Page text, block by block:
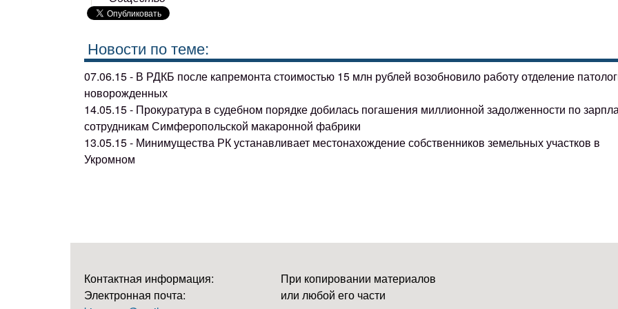
Новости по теме:
07.06.15 - В РДКБ после капремонта стоимостью 15 млн рублей возобновило работу отделение
новорожденных
14.05.15 - Прокуратура в судебном порядке добилась погашения миллионной задолженности по
сотрудникам Симферопольской макаронной фабрики
13.05.15 - Минимущества РК устанавливает местонахождение собственников земельных участков в
Укромном
Контактная информация:
Электронная почта:
При копировании материалов
или любой его части